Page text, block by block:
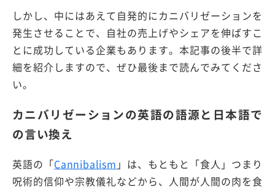
しかし、中にはあえて自発的にカニバリゼーションを
発生させることで、自社の売上げやシェアを伸ばすこ
とに成功している企業もあります。本記事の後半で詳
細を紹介しますので、ぜひ最後まで読んでみてくださ
い。
カニバリゼーションの英語の語源と日本語で
の言い換え
英語の「Cannibalism 」は、もともと「食人」つまり
呪術的信仰や宗教儀礼などから、人間が人間の肉を食